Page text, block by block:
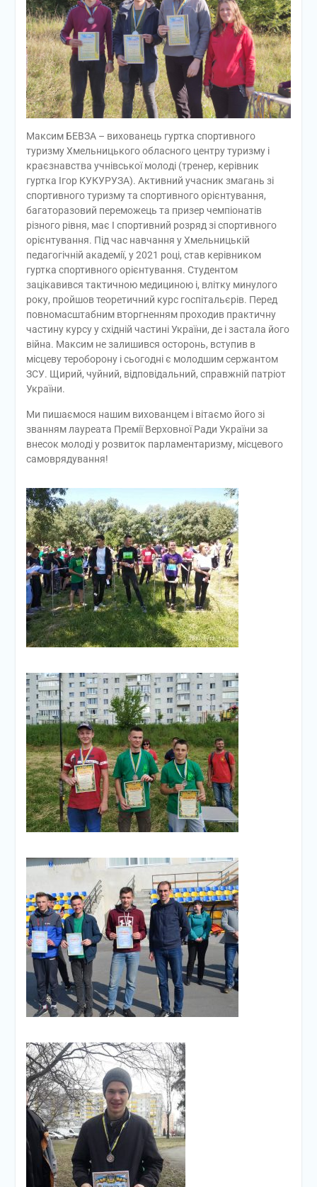
Максим БЕВЗА – вихованець гуртка спортивного
туризму Хмельницького обласного центру туризму і
краєзнавства учнівської молоді (тренер, керівник
гуртка Ігор КУКУРУЗА). Активний учасник змагань зі
спортивного туризму та спортивного орієнтування,
багаторазовий переможець та призер чемпіонатів
різного рівня, має І спортивний розряд зі спортивного
орієнтування. Під час навчання у Хмельницькій
педагогічній академії, у 2021 році, став керівником
гуртка спортивного орієнтування. Студентом
зацікавився тактичною медициною і, влітку минулого
року, пройшов теоретичний курс госпітальєрів. Перед
повномасштабним вторгненням проходив практичну
частину курсу у східній частині України, де і застала його
війна. Максим не залишився осторонь, вступив в
місцеву тероборону і сьогодні є молодшим сержантом
ЗСУ. Щирий, чуйний, відповідальний, справжній патріот
України.
Ми пишаємося нашим вихованцем і вітаємо його зі
званням лауреата Премії Верховної Ради України за
внесок молоді у розвиток парламентаризму, місцевого
самоврядування!